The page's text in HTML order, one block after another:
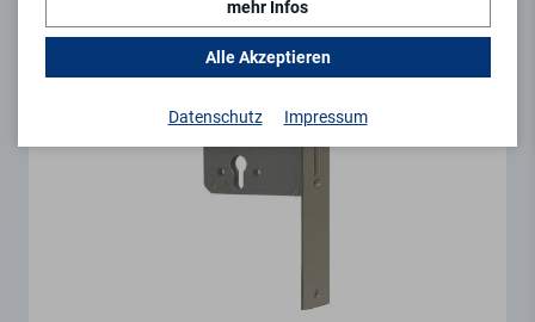
mehr Infos
Alle Akzeptieren
Datenschutz Impressum